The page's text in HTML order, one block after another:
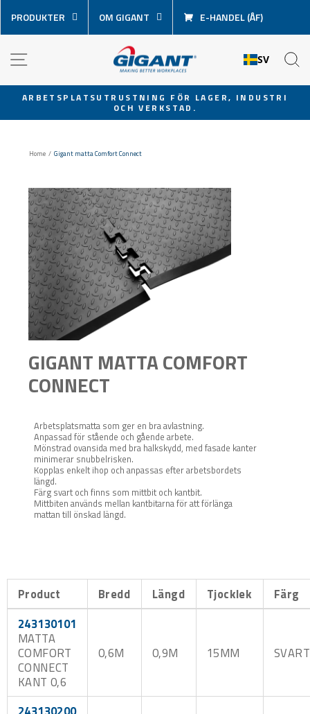
över
innehåll
PRODUKTER OM GIGANT E-HANDEL (ÅF)
SV
Pausa
ARBETSPLATSUTRUSTNING FÖR LAGER, INDUSTRI
OCH VERKSTAD.
Home / Gigant matta Comfort Connect
GIGANT MATTA COMFORT
CONNECT
Arbetsplatsmatta som ger en bra avlastning.
Anpassad för stående och gående arbete.
Mönstrad ovansida med bra halkskydd, med fasade kanter
minimerar snubbelrisken.
Kopplas enkelt ihop och anpassas efter arbetsbordets
längd.
Färg svart och finns som mittbit och kantbit.
Mittbiten används mellan kantbitarna för att förlänga
mattan till önskad längd.
Product Bredd Längd Tjocklek
Färg
243130101
MATTA
COMFORT
CONNECT
KANT 0,6
0,6M 0,9M 15MM SVART